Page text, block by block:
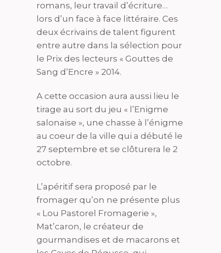
romans, leur travail d’écriture…
lors d’un face à face littéraire. Ces
deux écrivains de talent figurent
entre autre dans la sélection pour
le Prix des lecteurs « Gouttes de
Sang d’Encre » 2014.
A cette occasion aura aussi lieu le
tirage au sort du jeu « l’Enigme
salonaise », une chasse à l’énigme
au coeur de la ville qui a débuté le
27 septembre et se clôturera le 2
octobre.
L’apéritif sera proposé par le
fromager qu’on ne présente plus
« Lou Pastorel Fromagerie »,
Mat’caron, le créateur de
gourmandises et de macarons et